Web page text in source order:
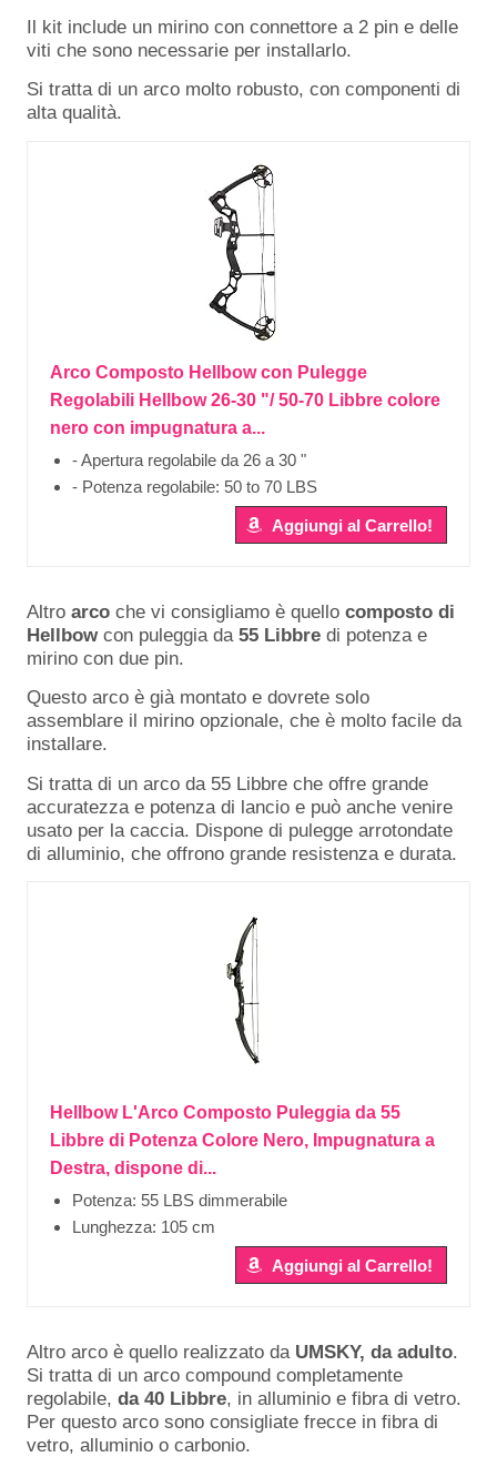
Il kit include un mirino con connettore a 2 pin e delle
viti che sono necessarie per installarlo.
Si tratta di un arco molto robusto, con componenti di
alta qualità.
Arco Composto Hellbow con Pulegge
Regolabili Hellbow 26-30 "/ 50-70 Libbre colore
nero con impugnatura a...
- Apertura regolabile da 26 a 30 "
- Potenza regolabile: 50 to 70 LBS
Aggiungi al Carrello!
Altro arco che vi consigliamo è quello composto di
Hellbow con puleggia da 55 Libbre di potenza e
mirino con due pin.
Questo arco è già montato e dovrete solo
assemblare il mirino opzionale, che è molto facile da
installare.
Si tratta di un arco da 55 Libbre che offre grande
accuratezza e potenza di lancio e può anche venire
usato per la caccia. Dispone di pulegge arrotondate
di alluminio, che offrono grande resistenza e durata.
Hellbow L'Arco Composto Puleggia da 55
Libbre di Potenza Colore Nero, Impugnatura a
Destra, dispone di...
Potenza: 55 LBS dimmerabile
Lunghezza: 105 cm
Aggiungi al Carrello!
Altro arco è quello realizzato da UMSKY, da adulto.
Si tratta di un arco compound completamente
regolabile, da 40 Libbre, in alluminio e fibra di vetro.
Per questo arco sono consigliate frecce in fibra di
vetro, alluminio o carbonio.